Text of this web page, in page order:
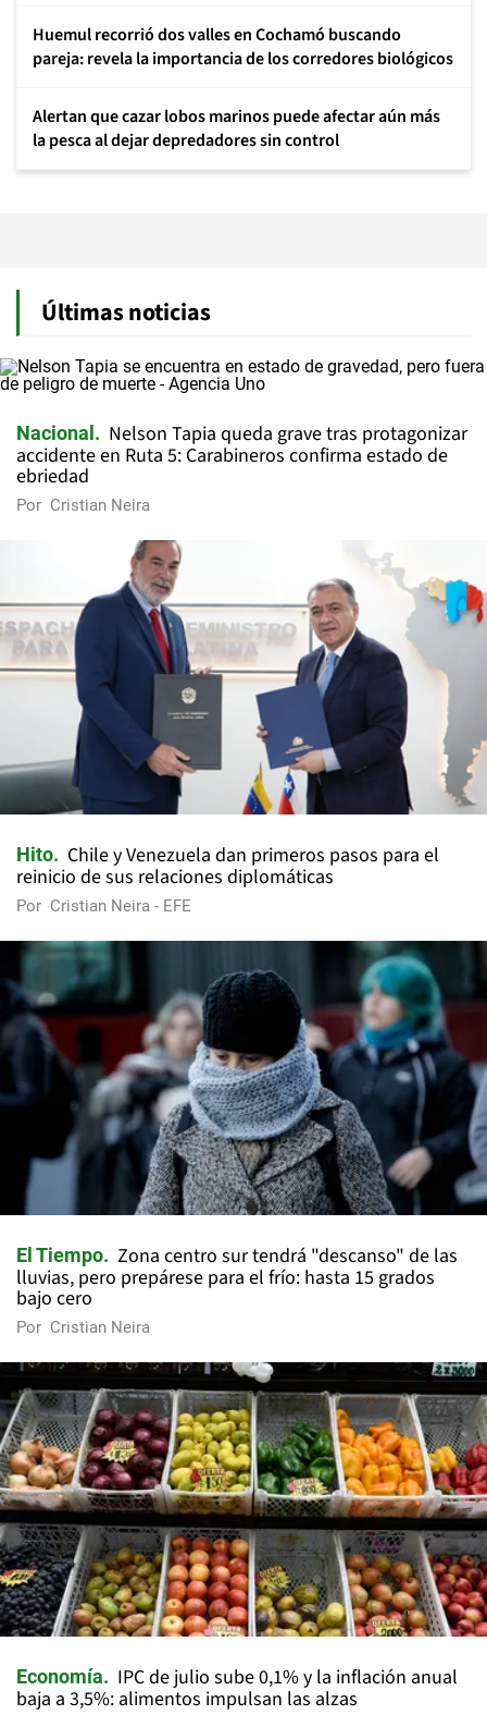
Huemul recorrió dos valles en Cochamó buscando
pareja: revela la importancia de los corredores biológicos
Alertan que cazar lobos marinos puede afectar aún más
la pesca al dejar depredadores sin control
Últimas noticias
Nacional
Nelson Tapia queda grave tras protagonizar
accidente en Ruta 5: Carabineros confirma estado de
ebriedad
Por Cristian Neira
Hito
Chile y Venezuela dan primeros pasos para el
reinicio de sus relaciones diplomáticas
Por Cristian Neira - EFE
El Tiempo
Zona centro sur tendrá "descanso" de las
lluvias, pero prepárese para el frío: hasta 15 grados
bajo cero
Por Cristian Neira
Economía
IPC de julio sube 0,1% y la inflación anual
baja a 3,5%: alimentos impulsan las alzas